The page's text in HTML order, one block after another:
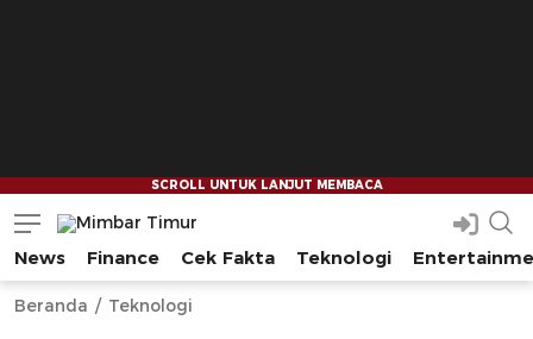
Mimbar Timur
Media Berjaringan Indonesia Timur
News Finance Cek Fakta Teknologi
Beranda Teknologi
--
--